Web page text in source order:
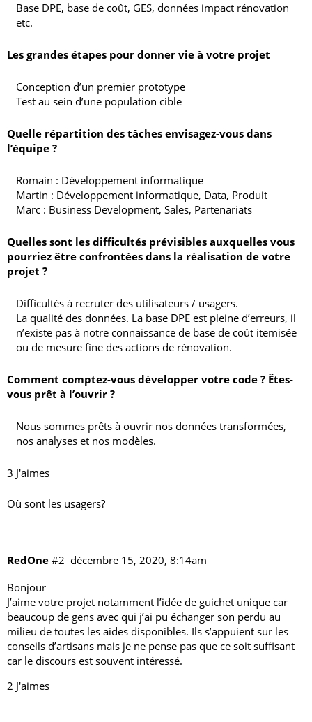
Base DPE, base de coût, GES, données impact rénovation
etc.
Les grandes étapes pour donner vie à votre projet
Conception d’un premier prototype
Test au sein d’une population cible
Quelle répartition des tâches envisagez-vous dans
l’équipe ?
Romain : Développement informatique
Martin : Développement informatique, Data, Produit
Marc : Business Development, Sales, Partenariats
Quelles sont les difficultés prévisibles auxquelles vous
pourriez être confrontées dans la réalisation de votre
projet ?
Difficultés à recruter des utilisateurs / usagers.
La qualité des données. La base DPE est pleine d’erreurs, il
n’existe pas à notre connaissance de base de coût itemisée
ou de mesure fine des actions de rénovation.
Comment comptez-vous développer votre code ? Êtes-
vous prêt à l’ouvrir ?
Nous sommes prêts à ouvrir nos données transformées,
nos analyses et nos modèles.
3 J'aimes
Où sont les usagers?
RedOne décembre 15, 2020, 8:14am
#2
Bonjour
J’aime votre projet notamment l’idée de guichet unique car
beaucoup de gens avec qui j’ai pu échanger son perdu au
milieu de toutes les aides disponibles. Ils s’appuient sur les
conseils d’artisans mais je ne pense pas que ce soit suffisant
car le discours est souvent intéressé.
2 J'aimes